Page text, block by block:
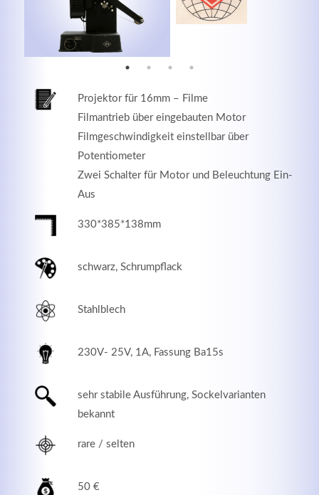
Projektor für 16mm – Filme
Filmantrieb über eingebauten Motor
Filmgeschwindigkeit einstellbar über
Potentiometer
Zwei Schalter für Motor und Beleuchtung Ein-
Aus
330*385*138mm
schwarz, Schrumpflack
Stahlblech
230V- 25V, 1A, Fassung Ba15s
sehr stabile Ausführung, Sockelvarianten
bekannt
rare / selten
50 €
MEHR INFOS
elit. Aenean commodo ligula eget dolor.